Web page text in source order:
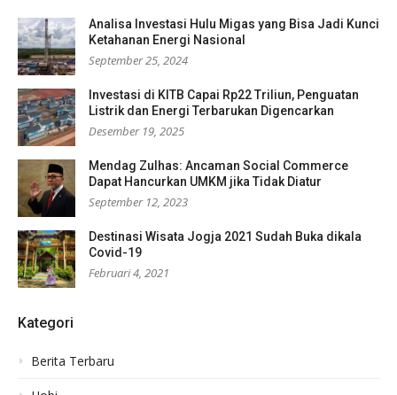
Analisa Investasi Hulu Migas yang Bisa Jadi Kunci
Ketahanan Energi Nasional
September 25, 2024
Investasi di KITB Capai Rp22 Triliun, Penguatan
Listrik dan Energi Terbarukan Digencarkan
Desember 19, 2025
Mendag Zulhas: Ancaman Social Commerce
Dapat Hancurkan UMKM jika Tidak Diatur
September 12, 2023
Destinasi Wisata Jogja 2021 Sudah Buka dikala
Covid-19
Februari 4, 2021
Kategori
Berita Terbaru